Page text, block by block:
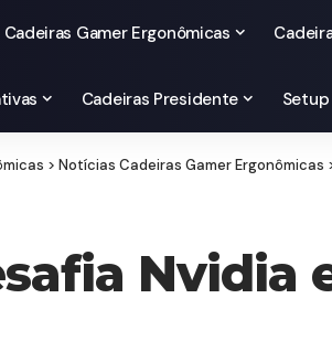
Cadeiras Gamer Ergonômicas
Cadeiras Presidente
> Notícias Cadeiras Gamer Ergonômicas
Nvidia